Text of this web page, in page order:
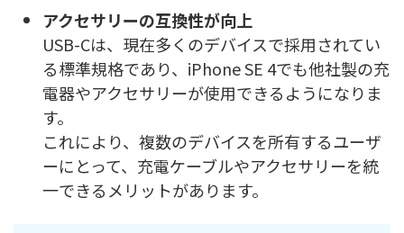
アクセサリーの互換性が向上
USB-Cは、現在多くのデバイスで採用されてい
る標準規格であり、iPhone SE 4でも他社製の充
電器やアクセサリーが使用できるようになりま
す。
これにより、複数のデバイスを所有するユーザ
ーにとって、充電ケーブルやアクセサリーを統
一できるメリットがあります。